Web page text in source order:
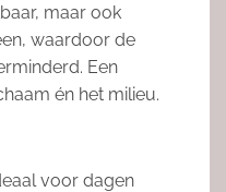
maar ook
waardoor de
Een
én het milieu.
voor dagen